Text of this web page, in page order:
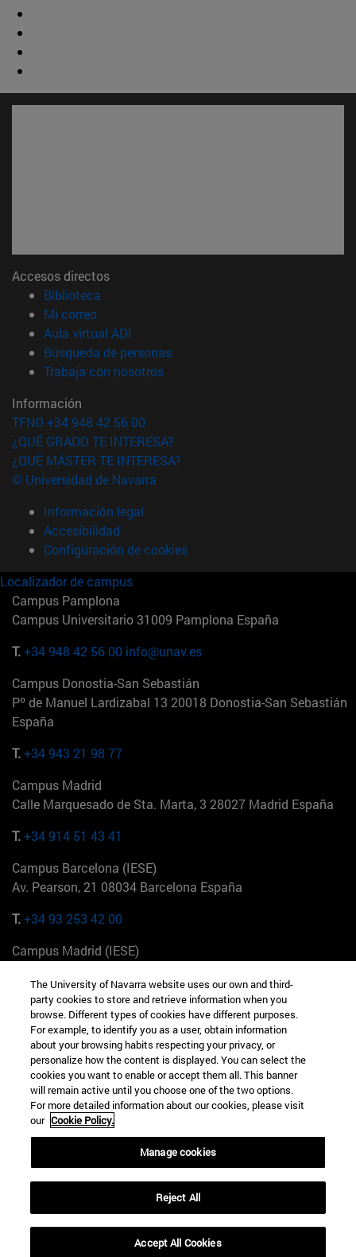
Accesos directos
Biblioteca
Mi correo(abre en nueva ventana)
Aula virtual ADI
Búsqueda de personas(abre en nueva ventana)
Trabaja con nosotros(abre en nueva ventana)
Información
TFNO +34 948 42 56 00
¿QUÉ GRADO TE INTERESA?
¿QUÉ MÁSTER TE INTERESA?
© Universidad de Navarra
Información legal
Accesibilidad
Configuración de cookies
Localizador de campus
Campus Pamplona
Campus Universitario 31009 Pamplona España
T.+34 948 42 56 00 info@unav.es
Campus Donostia-San Sebastián
Pº de Manuel Lardizabal 13 20018 Donostia-San Sebastián
España
T.+34 943 21 98 77
Campus Madrid
Calle Marquesado de Sta. Marta, 3 28027 Madrid España
T.+34 914 51 43 41
Campus Barcelona (IESE)
Av. Pearson, 21 08034 Barcelona España
T.+34 93 253 42 00
Campus Madrid (IESE)
+34 912 11 30 00
Campus Nueva York (IESE)
165 W 57th St 10019-2201 Nueva York EE.UU
+1 646 346 8850
Campus Munich (IESE)
Maria-Theresia-Straße 15 81675 Múnich Alemania
+49 89 24209790
Campus Sao Paulo (IESE)
Rua Martiniano de Carvalho, 573 01321001 Bela Vista Brasil
The University of Navarra website uses our own and third-
party cookies to store and retrieve information when you
browse. Different types of cookies have different purposes.
For example, to identify you as a user, obtain information
about your browsing habits respecting your privacy, or
personalize how the content is displayed. You can select the
cookies you want to enable or accept them all. This banner
will remain active until you choose one of the two options.
For more detailed information about our cookies, please visit
our Cookie Policy.
Manage cookies
Reject All
Accept All Cookies